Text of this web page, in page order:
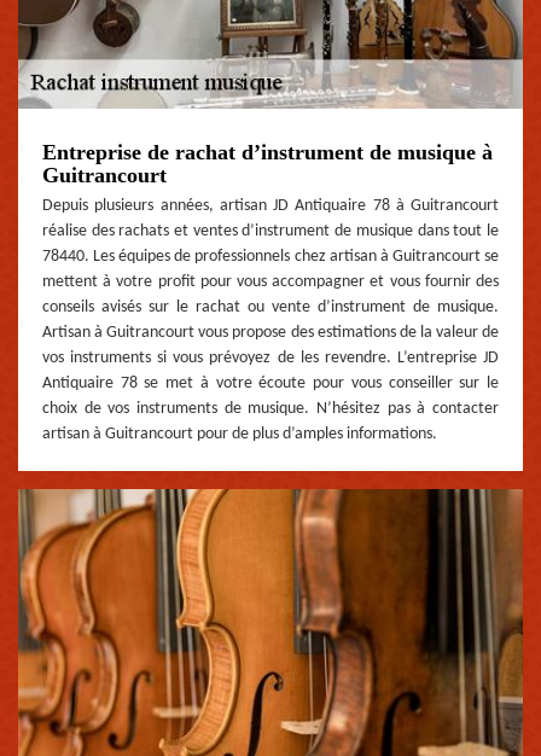
Entreprise de rachat d’instrument de musique à
Guitrancourt
Depuis plusieurs années, artisan JD Antiquaire 78 à Guitrancourt
réalise des rachats et ventes d’instrument de musique dans tout le
78440. Les équipes de professionnels chez artisan à Guitrancourt se
mettent à votre profit pour vous accompagner et vous fournir des
conseils avisés sur le rachat ou vente d’instrument de musique.
Artisan à Guitrancourt vous propose des estimations de la valeur de
vos instruments si vous prévoyez de les revendre. L’entreprise JD
Antiquaire 78 se met à votre écoute pour vous conseiller sur le
choix de vos instruments de musique. N’hésitez pas à contacter
artisan à Guitrancourt pour de plus d’amples informations.